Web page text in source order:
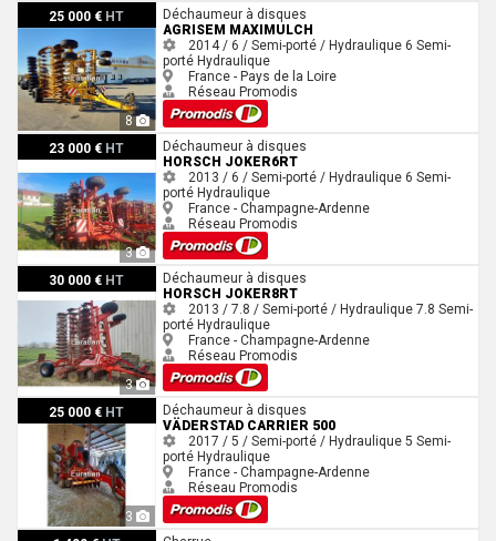
25 000 € HT
8
Agrisem MAXIMULCH
Déchaumeur à disques
AGRISEM MAXIMULCH
2014 / 6 / Semi-porté / Hydraulique 6 Semi-
porté Hydraulique
France - Pays de la Loire
Réseau Promodis
23 000 € HT
3
Horsch JOKER6RT
Déchaumeur à disques
HORSCH JOKER6RT
2013 / 6 / Semi-porté / Hydraulique 6 Semi-
porté Hydraulique
France - Champagne-Ardenne
Réseau Promodis
30 000 € HT
3
Horsch JOKER8RT
Déchaumeur à disques
HORSCH JOKER8RT
2013 / 7.8 / Semi-porté / Hydraulique 7.8 Semi-
porté Hydraulique
France - Champagne-Ardenne
Réseau Promodis
25 000 € HT
3
Väderstad CARRIER 500Déchaumeur à disques
VÄDERSTAD CARRIER 500
2017 / 5 / Semi-porté / Hydraulique 5 Semi-
porté Hydraulique
France - Champagne-Ardenne
Réseau Promodis